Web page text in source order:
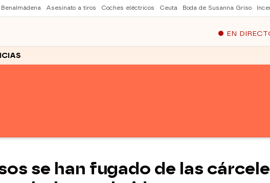
Asesinato a tiros Coches eléctricos Ceuta Boda de Susanna Griso
EN
se han fugado de las